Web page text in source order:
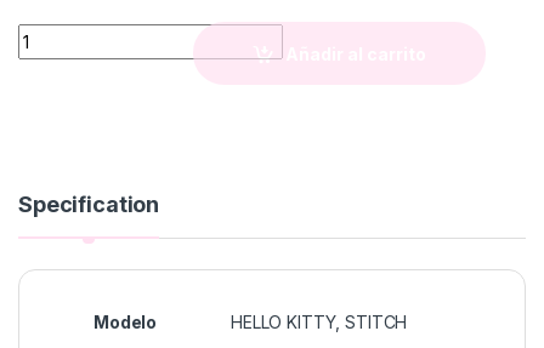
Maxi Buzo Stitch (Polar Soft) quantity
Specification
Modelo HELLO KITTY, STITCH